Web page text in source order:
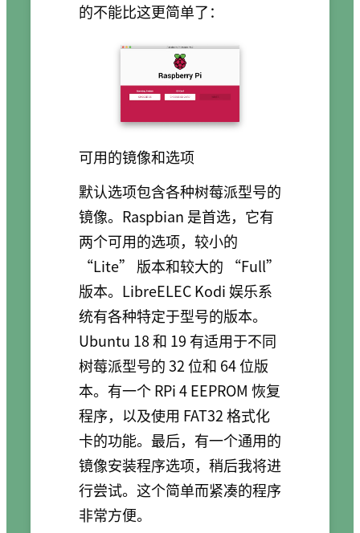
的不能比这更简单了：
可用的镜像和选项
默认选项包含各种树莓派型号的
镜像。Raspbian 是首选，它有
两个可用的选项，较小的
“Lite” 版本和较大的 “Full”
版本。LibreELEC Kodi 娱乐系
统有各种特定于型号的版本。
Ubuntu 18 和 19 有适用于不同
树莓派型号的 32 位和 64 位版
本。有一个 RPi 4 EEPROM 恢复
程序，以及使用 FAT32 格式化
卡的功能。最后，有一个通用的
镜像安装程序选项，稍后我将进
行尝试。这个简单而紧凑的程序
非常方便。